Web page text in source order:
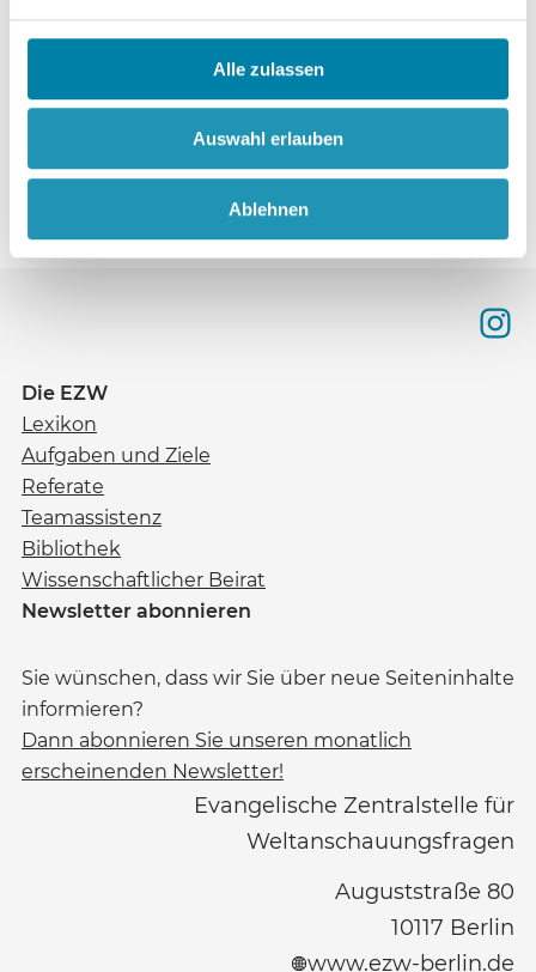
Alle zulassen
Auswahl erlauben
Ablehnen
Humanistische Union
Im Blickpunkt der Kritischen
S. 173
Die EZW
Lexikon
Aufgaben und Ziele
Referate
Teamassistenz
Bibliothek
Wissenschaftlicher Beirat
Newsletter abonnieren
Sie wünschen, dass wir Sie über neue Seiteninhalte
informieren?
Dann abonnieren Sie unseren monatlich
erscheinenden Newsletter!
Evangelische Zentralstelle für
Weltanschauungsfragen
Auguststraße 80
10117 Berlin
www.ezw-berlin.de